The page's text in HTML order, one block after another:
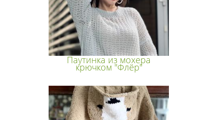
Паутинка из мохера
крючком "Флёр"